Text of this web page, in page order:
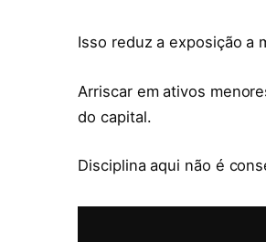
Isso reduz a exposição a
Arriscar em ativos
do capital.
Disciplina aqui não é